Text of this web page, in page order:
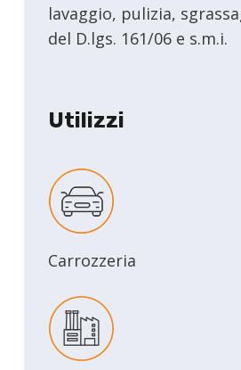
lavaggio, pulizia,
del D.lgs. 161/06 e s.m.i.
Utilizzi
Carrozzeria